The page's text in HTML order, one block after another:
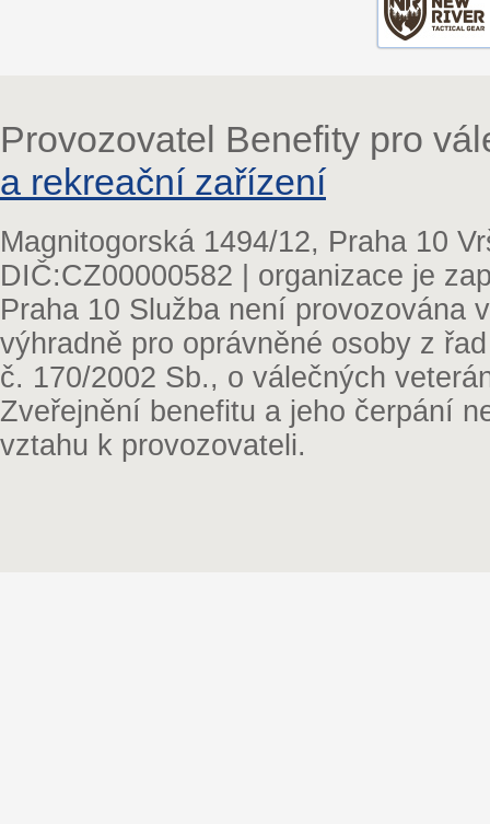
Provozovatel Benefity pro
a rekreační zařízení
Magnitogorská 1494/12, Praha 10
DIČ:CZ00000582 | organizace je
Praha 10 Služba není provozována
výhradně pro oprávněné osoby z
č. 170/2002 Sb., o válečných
Zveřejnění benefitu a jeho čerpání
vztahu k provozovateli.